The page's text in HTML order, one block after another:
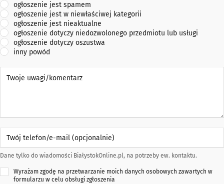
ogłoszenie jest spamem
ogłoszenie jest w niewłaściwej kategorii
ogłoszenie jest nieaktualne
ogłoszenie dotyczy niedozwolonego przedmiotu lub usługi
ogłoszenie dotyczy oszustwa
inny powód
Twój telefon/e-mail (opcjonalnie)
Dane tylko do wiadomości BiałystokOnline.pl, na potrzeby ew. kontaktu.
Wyrażam zgodę na przetwarzanie moich danych osobowych zawartych w
formularzu w celu obsługi zgłoszenia